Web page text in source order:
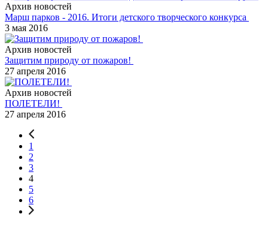
Архив новостей
Марш парков - 2016. Итоги детского творческого конкурса
3 мая 2016
Архив новостей
Защитим природу от пожаров!
27 апреля 2016
Архив новостей
ПОЛЕТЕЛИ!
27 апреля 2016
1
2
3
4
5
6